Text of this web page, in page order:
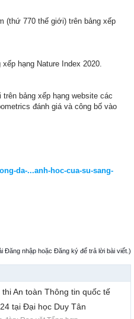
(thứ 770 thế giới) trên bảng xếp
hạng Nature Index 2020.
bảng xếp hạng website các
đánh giá và công bố vào
da-...anh-hoc-cua-su-sang-
Đăng nhập hoặc Đăng ký để trả lời bài viết.)
An toàn Thông tin quốc tế
tại Đại học Duy Tân